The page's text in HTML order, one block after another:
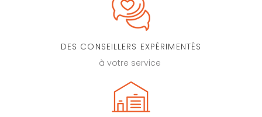
DES CONSEILLERS EXPÉRIMENTÉS
à votre service